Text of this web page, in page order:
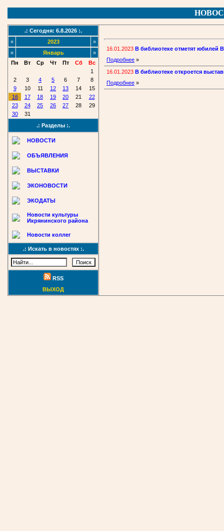
.: Сегодня: 6.8.2026 :.
«
2023
»
«
Январь
»
Пн
Вт Ср Чт Пт Сб
Вс
1
2
3 4 5 6 7
8
9
10 11 12 13 14
15
16
17 18 19 20 21
22
23
24 25 26 27 28
29
30
31
.: Разделы :.
НОВОСТИ
ОБЪЯВЛЕНИЯ
ВЫСТАВКИ
ЭКОНОВОСТИ
ЭКОДАТЫ
Новости культуры
Икрянинского района
Новости коллег
.: Искать в новостях :.
RSS
ВЫХОД
16.01.2023 В библиотеке отметят юбилей
Подробнее »
16.01.2023 В библиотеке откроется
Подробнее »